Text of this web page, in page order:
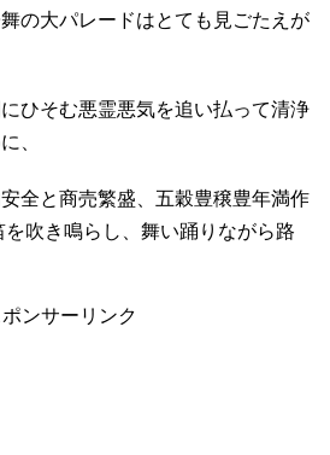
の大パレードはとても見ごたえが
ひそむ悪霊悪気を追い払って清浄
、
全と商売繁盛、五穀豊穣豊年満作
吹き鳴らし、舞い踊りながら路
ポンサーリンク